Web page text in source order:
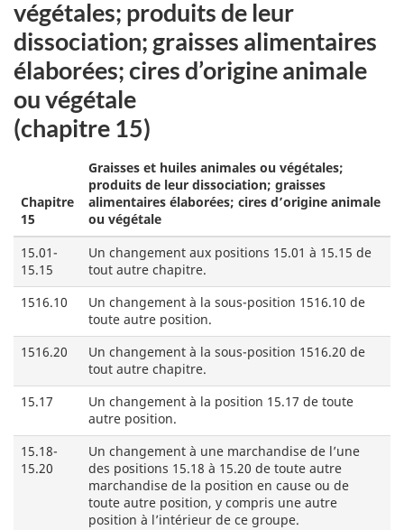
végétales; produits de leur
dissociation; graisses alimentaires
élaborées; cires d’origine animale
ou végétale
(chapitre 15)
Chapitre
15
Graisses et huiles animales ou végétales;
produits de leur dissociation; graisses
alimentaires élaborées; cires d’origine animale
ou végétale
15.01-
15.15
Un changement aux positions 15.01 à 15.15 de
tout autre chapitre.
1516.10
Un changement à la sous-position 1516.10 de
toute autre position.
1516.20
Un changement à la sous-position 1516.20 de
tout autre chapitre.
15.17
Un changement à la position 15.17 de toute
autre position.
15.18-
15.20
Un changement à une marchandise de l’une
des positions 15.18 à 15.20 de toute autre
marchandise de la position en cause ou de
toute autre position, y compris une autre
position à l’intérieur de ce groupe.